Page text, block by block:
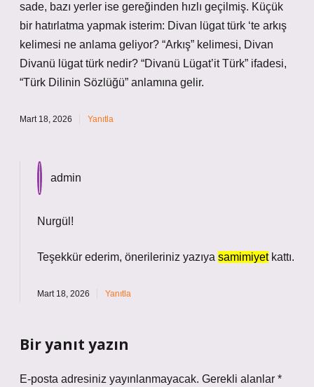
sade, bazı yerler ise gereğinden hızlı geçilmiş. Küçük
bir hatırlatma yapmak isterim: Divan lügat türk ‘te arkış
kelimesi ne anlama geliyor? “Arkış” kelimesi, Divan
Divanü lügat türk nedir? “Divanü Lügat’it Türk” ifadesi,
“Türk Dilinin Sözlüğü” anlamına gelir.
Mart 18, 2026 Yanıtla
Nurgül!
Teşekkür ederim, önerileriniz yazıya samimiyetkattı.
Mart 18, 2026 Yanıtla
Bir yanıt yazın
E-posta adresiniz yayınlanmayacak. Gerekli alanlar *